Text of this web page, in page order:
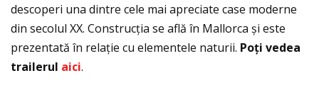
descoperi una dintre cele mai apreciate case moderne
din secolul XX. Construcția se află în Mallorca și este
prezentată în relație cu elementele naturii. Poţi vedea
trailerul aici.